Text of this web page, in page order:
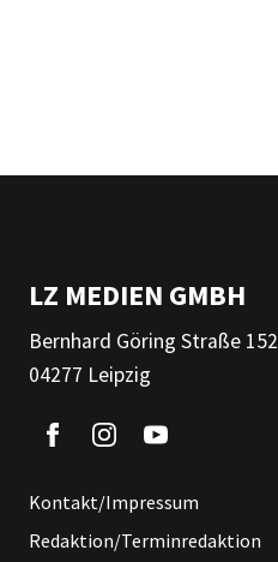
LZ MEDIEN GMBH
Bernhard Göring Straße 152
04277 Leipzig
Kontakt/Impressum
Redaktion/Terminredaktion